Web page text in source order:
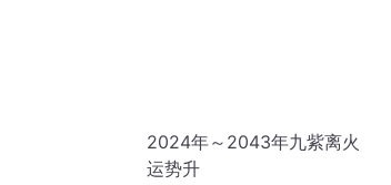
2024年～2043年九紫离火
运势升